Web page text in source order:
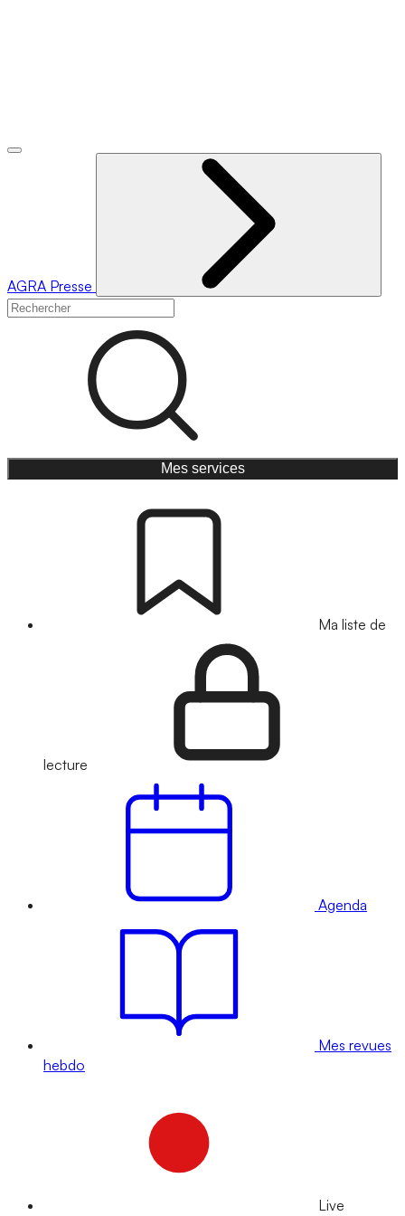
AGRA Presse
Mes services
Ma liste de
lecture
Agenda
Mes revues
hebdo
Live